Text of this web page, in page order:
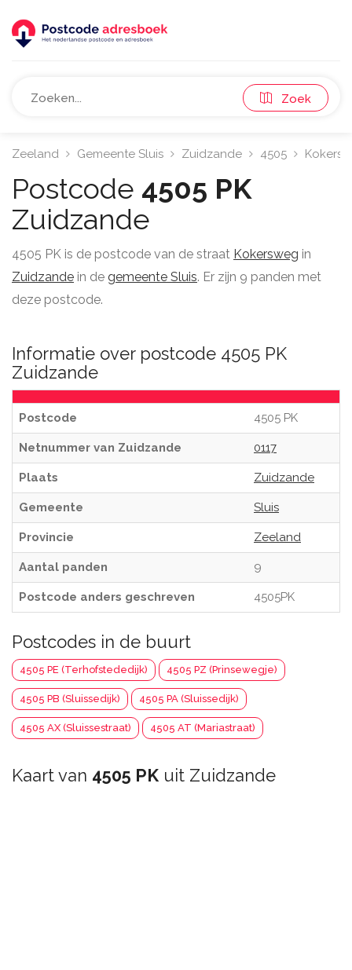
Zoek
Zeeland Gemeente Sluis Zuidzande 4505
Postcode 4505 PK
Zuidzande
4505 PK is de postcode van de straat Kokersweg in
Zuidzande in de gemeente Sluis. Er zijn 9 panden met
deze postcode.
Informatie over postcode 4505 PK
Zuidzande
Postcode 4505 PK
Netnummer van Zuidzande 0117
Plaats Zuidzande
Gemeente Sluis
Provincie Zeeland
Aantal panden 9
Postcode anders geschreven 4505PK
Postcodes in de buurt
4505 PE (Terhofstededijk) 4505 PZ (Prinsewegje)
4505 PB (Sluissedijk) 4505 PA (Sluissedijk)
4505 AX (Sluissestraat) 4505 AT (Mariastraat)
Kaart van 4505 PK uit Zuidzande